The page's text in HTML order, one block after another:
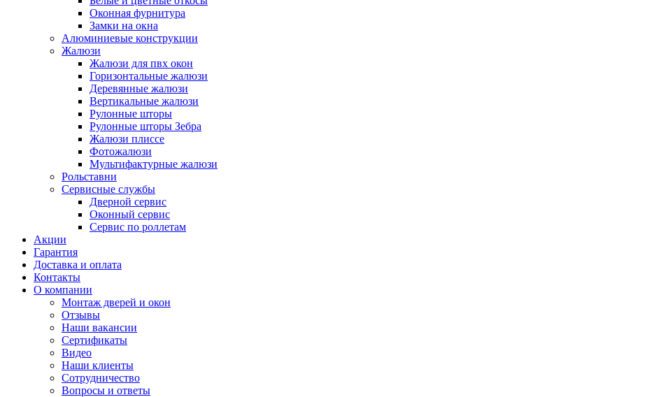
Оконная фурнитура
Замки на окна
Алюминиевые конструкции
Жалюзи
Жалюзи для пвх окон
Горизонтальные жалюзи
Деревянные жалюзи
Вертикальные жалюзи
Рулонные шторы
Рулонные шторы Зебра
Жалюзи плиссе
Фотожалюзи
Мультифактурные жалюзи
Рольставни
Сервисные службы
Дверной сервис
Оконный сервис
Сервис по роллетам
Акции
Гарантия
Доставка и оплата
Контакты
О компании
Монтаж дверей и окон
Отзывы
Наши вакансии
Сертификаты
Видео
Наши клиенты
Сотрудничество
Вопросы и ответы